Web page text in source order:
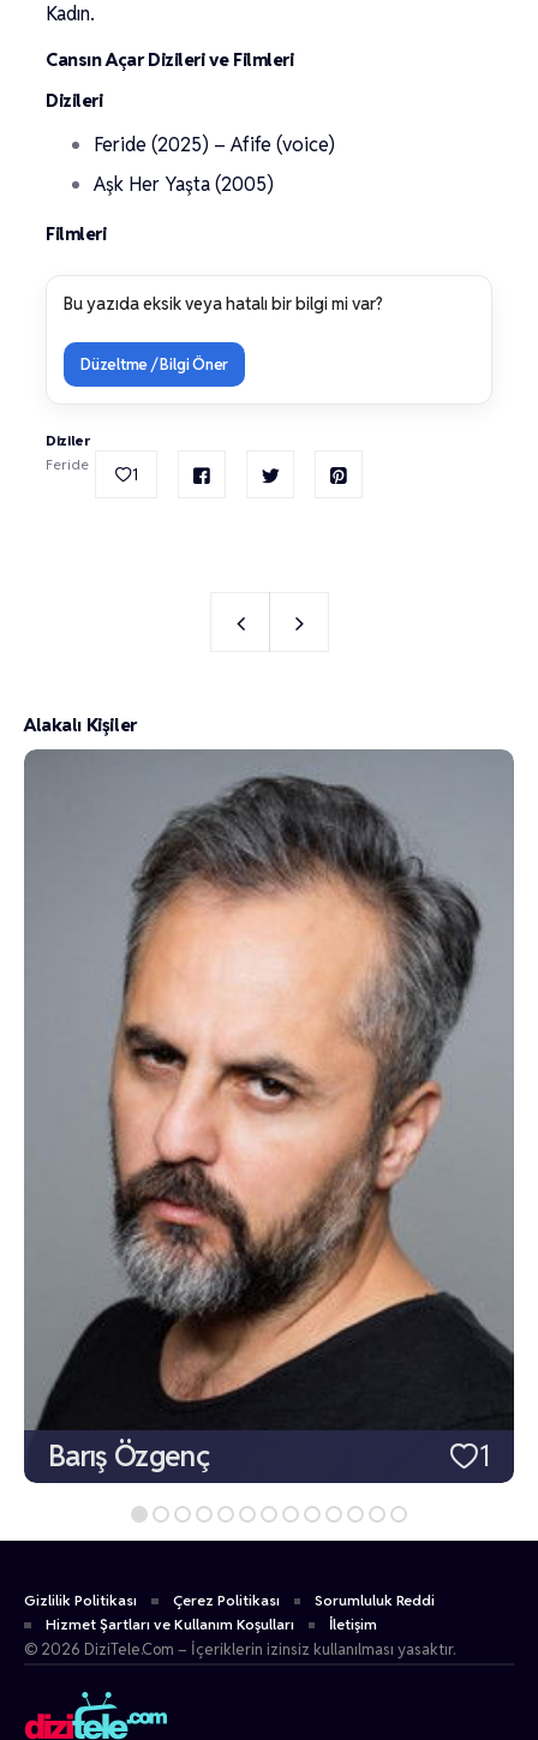
Kadın.
Cansın Açar Dizileri ve Filmleri
Dizileri
Feride (2025) – Afife (voice)
Aşk Her Yaşta (2005)
Filmleri
Bu yazıda eksik veya hatalı bir bilgi mi var?
Düzeltme / Bilgi Öner
Diziler
Feride
1
Alakalı Kişiler
1
Barış Özgenç
Gizlilik Politikası Çerez Politikası
Sorumluluk Reddi
Hizmet Şartları ve Kullanım Koşulları
İletişim
© 2026 DiziTele.Com – İçeriklerin izinsiz kullanılması yasaktır.